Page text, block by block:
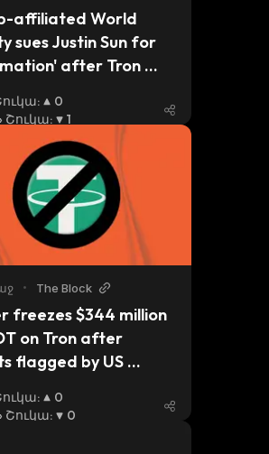
affiliated World
sues Justin Sun for
after Tron
:
0
Շուկա: 1
• The Block
freezes $344 million
on Tron after
flagged by US
:
0
Շուկա: 0